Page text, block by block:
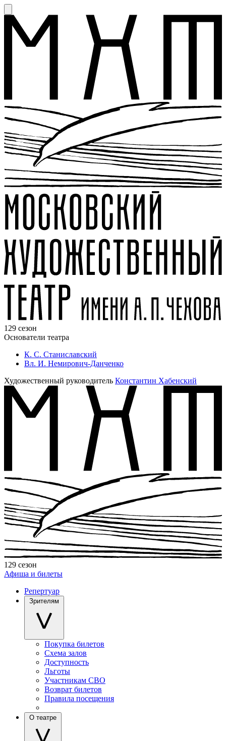
129 сезон
Основатели театра
К. С. Станиславский
Вл. И. Немирович-Данченко
Художественный руководитель Константин Хабенский
129 сезон
Афиша и билеты
Репертуар
Зрителям
Покупка билетов
Схема залов
Доступность
Льготы
Участникам СВО
Возврат билетов
Правила посещения
О театре